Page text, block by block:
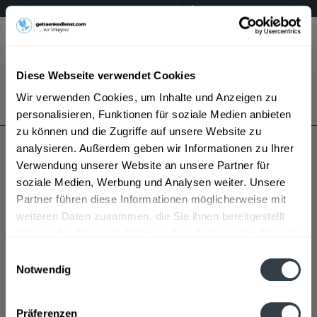
Diese Webseite verwendet Cookies
Wir verwenden Cookies, um Inhalte und Anzeigen zu
personalisieren, Funktionen für soziale Medien anbieten
zu können und die Zugriffe auf unsere Website zu
analysieren. Außerdem geben wir Informationen zu Ihrer
Verwendung unserer Website an unsere Partner für
soziale Medien, Werbung und Analysen weiter. Unsere
Partner führen diese Informationen möglicherweise mit
weiteren Daten zusammen, die Sie ihnen bereitgestellt
Notwendig
Präferenzen
Mo – Fr 9 – 17 Uhr
Menü
Bestellung widerrufen
Es gilt unsere Datenschutzerklärung
Westerwald-Quelle
Westerwald-Quelle wird in den folgenden Regionen,
Städten, Orten und Postleitzahl-Gebieten geliefert